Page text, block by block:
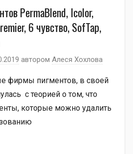
PermaBlend, Icolor,
6 чувство, SofTap,
автором Алеся Хохлова
фирмы пигментов, в своей
с теорией о том, что
которые можно удалить